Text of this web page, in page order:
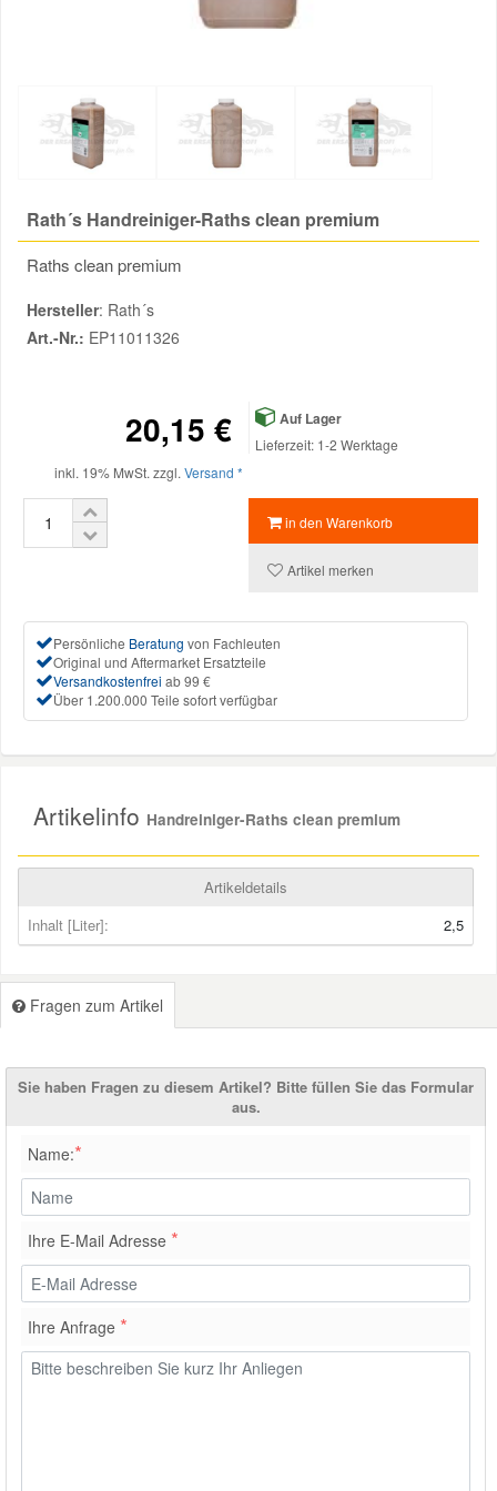
Rath´s Handreiniger-Raths clean premium
Raths clean premium
Hersteller: Rath´s
Art.-Nr.: EP11011326
20,15 €
inkl. 19% MwSt. zzgl. Versand *
Auf Lager
Lieferzeit: 1-2 Werktage
in den Warenkorb
Artikel merken
Persönliche Beratung von Fachleuten
Original und Aftermarket Ersatzteile
Versandkostenfrei ab 99 €
Über 1.200.000 Teile sofort verfügbar
Artikelinfo Handreiniger-Raths clean premium
Artikeldetails
Inhalt [Liter]:
2,5
Fragen zum Artikel
Sie haben Fragen zu diesem Artikel? Bitte füllen Sie das Formular
aus.
Name:*
Ihre E-Mail Adresse *
Ihre Anfrage *
Zündanlage und Glühanlage
Reparatur-Zubehör
Karosserie Werkzeug
Winter-Autozubehör
Schlüsselgehäuse
Werkstattbedarf
Winter-Autozubehör
Daihatsu Ersatzteile
Dodge Ersatzteile
Honda Ersatzteile
Kia Ersatzteile
Lancia Ersatzteile
Mazda Ersatzteile
Mini Ersatzteile
Porsche Ersatzteile
Seat Ersatzteile
Skoda Ersatzteile
Toyota Ersatzteile
Vauxhall Ersatzteile
Volvo Ersatzteile